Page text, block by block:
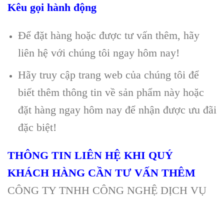
Kêu gọi hành động
Để đặt hàng hoặc được tư vấn thêm, hãy
liên hệ với chúng tôi ngay hôm nay!
Hãy truy cập trang web của chúng tôi để
biết thêm thông tin về sản phẩm này hoặc
đặt hàng ngay hôm nay để nhận được ưu đãi
đặc biệt!
THÔNG TIN LIÊN HỆ KHI QUÝ
KHÁCH HÀNG CẦN TƯ VẤN THÊM
CÔNG TY TNHH CÔNG NGHỆ DỊCH VỤ